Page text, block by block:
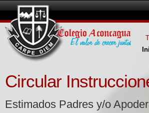
Circular
Estimados Padres y/o